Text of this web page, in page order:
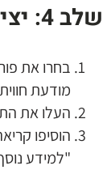
שלב 4: יצירת המודעה
בחרו את
מודעת
העלו את
"למידע